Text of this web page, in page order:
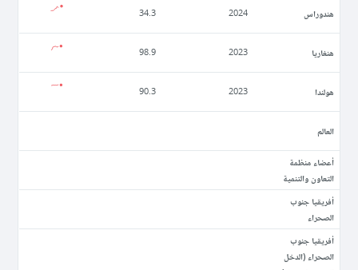
ھندوراس 2024
34.3
ھنغاريا 2023
98.9
ھولندا 2023
90.3
العالم
أعضاء منظمة
التعاون والتنمية
أفريقيا جنوب
الصحراء
أفريقيا جنوب
الصحراء (الدخل